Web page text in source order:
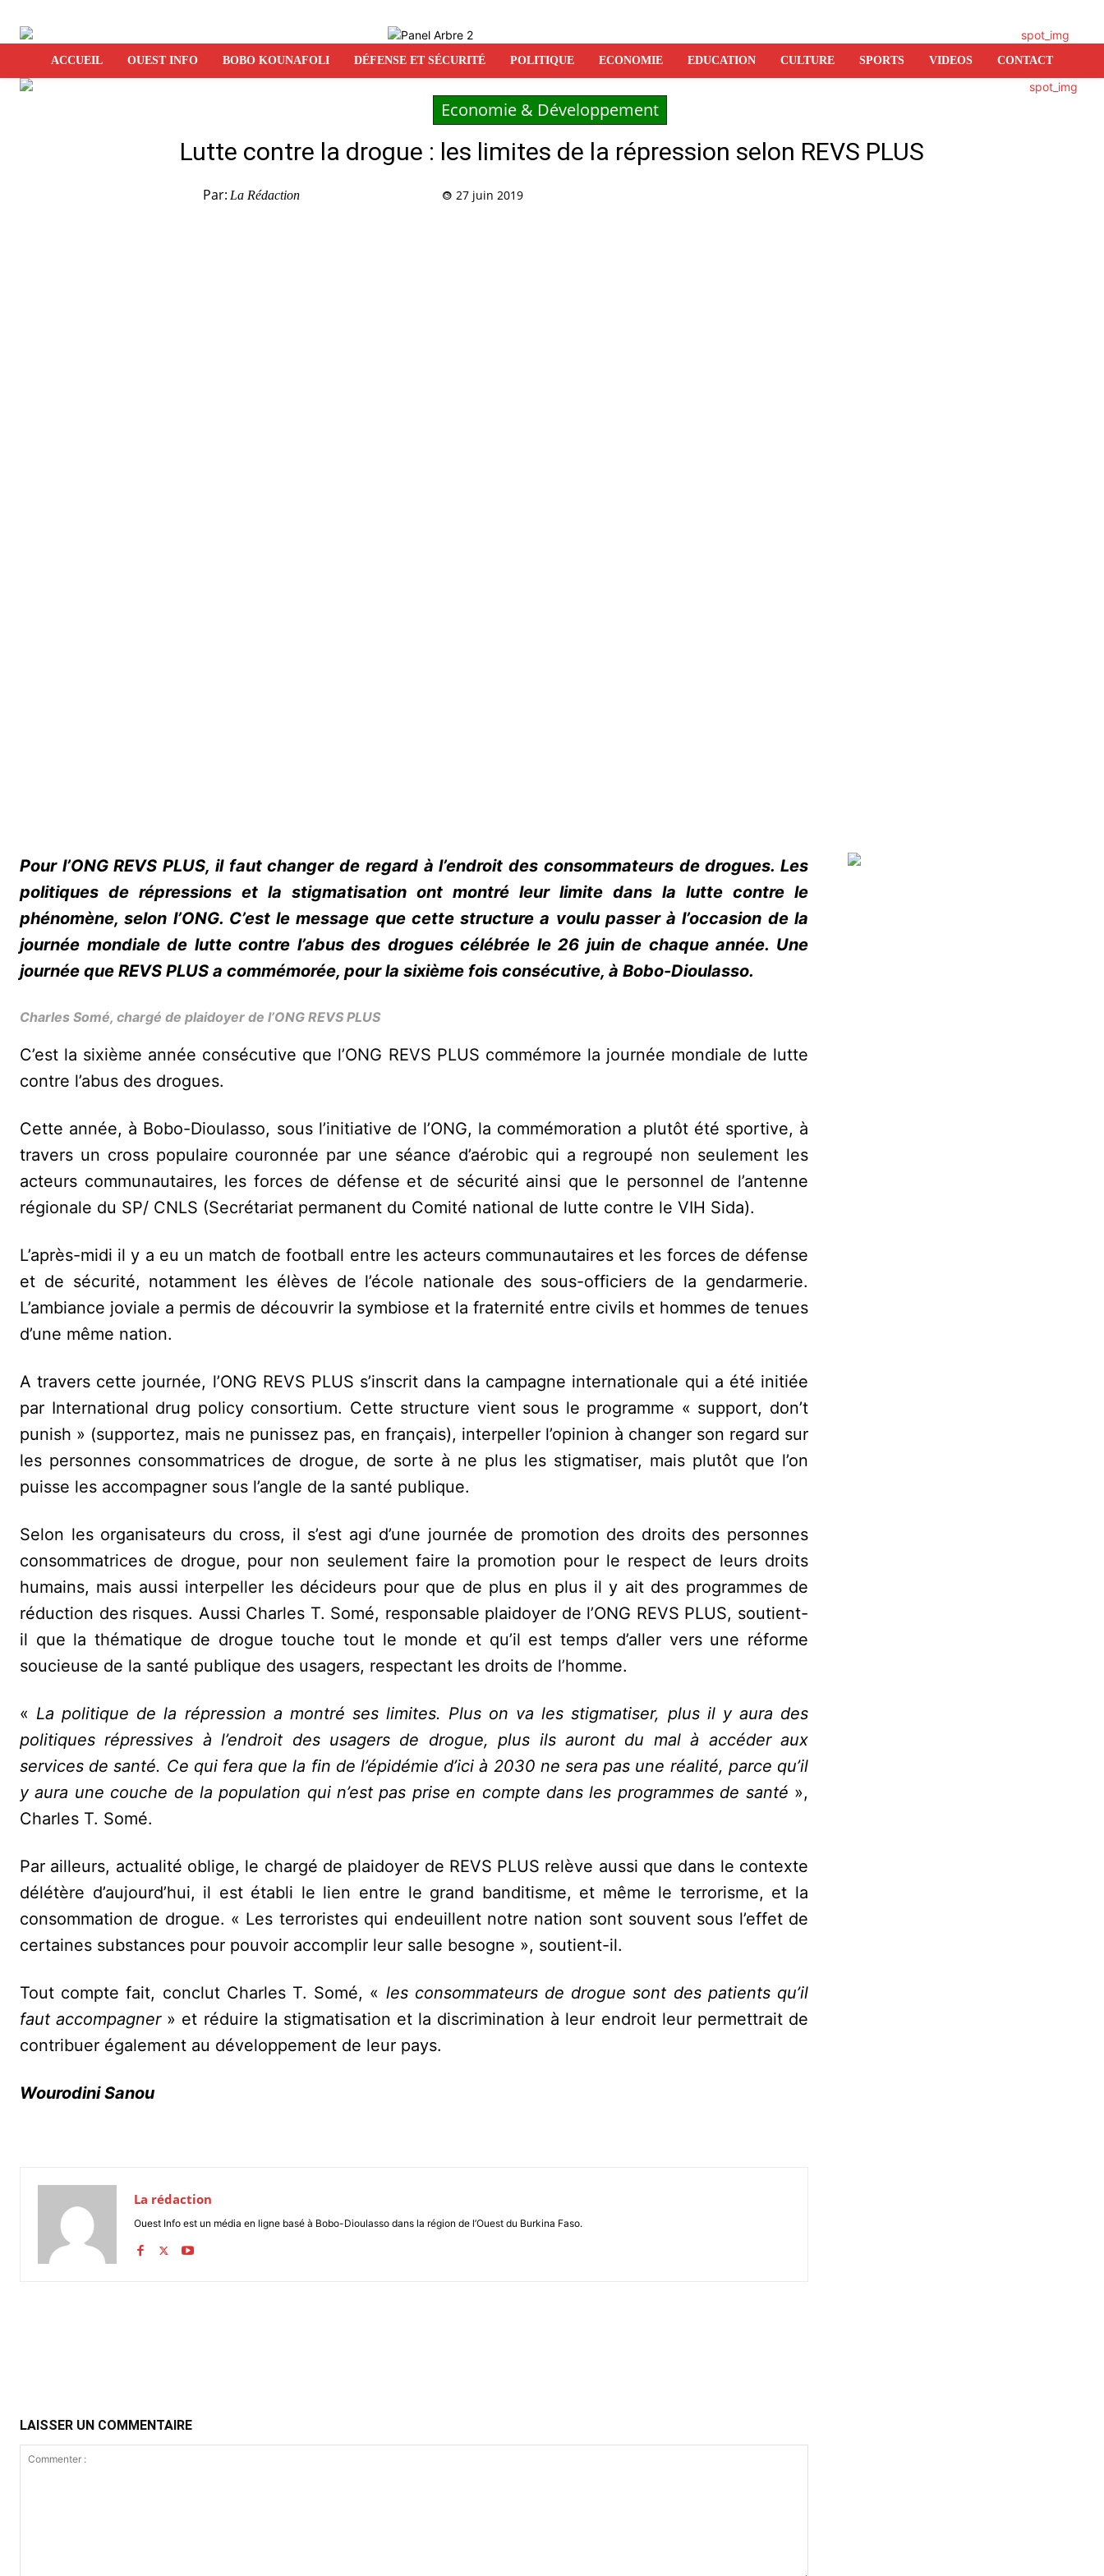
ACCUEIL OUEST INFO BOBO KOUNAFOLI DÉFENSE ET SÉCURITÉ POLITIQUE ECONOMIE EDUCATION CULTURE SPORTS VIDEOS CONTACT
Economie & Développement
Lutte contre la drogue : les limites de la répression selon REVS PLUS
Par: La Rédaction 27 juin 2019
Pour l’ONG REVS PLUS, il faut changer de regard à l’endroit des consommateurs de drogues. Les
politiques de répressions et la stigmatisation ont montré leur limite dans la lutte contre le
phénomène, selon l’ONG. C’est le message que cette structure a voulu passer à l’occasion de la
journée mondiale de lutte contre l’abus des drogues célébrée le 26 juin de chaque année. Une
journée que REVS PLUS a commémorée, pour la sixième fois consécutive, à Bobo-Dioulasso.
Charles Somé, chargé de plaidoyer de l’ONG REVS PLUS
C’est la sixième année consécutive que l’ONG REVS PLUS commémore la journée mondiale de lutte
contre l’abus des drogues.
Cette année, à Bobo-Dioulasso, sous l’initiative de l’ONG, la commémoration a plutôt été sportive, à
travers un cross populaire couronnée par une séance d’aérobic qui a regroupé non seulement les
acteurs communautaires, les forces de défense et de sécurité ainsi que le personnel de l’antenne
régionale du SP/ CNLS (Secrétariat permanent du Comité national de lutte contre le VIH Sida).
L’après-midi il y a eu un match de football entre les acteurs communautaires et les forces de défense
et de sécurité, notamment les élèves de l’école nationale des sous-officiers de la gendarmerie.
L’ambiance joviale a permis de découvrir la symbiose et la fraternité entre civils et hommes de tenues
d’une même nation.
A travers cette journée, l’ONG REVS PLUS s’inscrit dans la campagne internationale qui a été initiée
par International drug policy consortium. Cette structure vient sous le programme « support, don’t
punish » (supportez, mais ne punissez pas, en français), interpeller l’opinion à changer son regard sur
les personnes consommatrices de drogue, de sorte à ne plus les stigmatiser, mais plutôt que l’on
puisse les accompagner sous l’angle de la santé publique.
Selon les organisateurs du cross, il s’est agi d’une journée de promotion des droits des personnes
consommatrices de drogue, pour non seulement faire la promotion pour le respect de leurs droits
humains, mais aussi interpeller les décideurs pour que de plus en plus il y ait des programmes de
réduction des risques. Aussi Charles T. Somé, responsable plaidoyer de l’ONG REVS PLUS, soutient-
il que la thématique de drogue touche tout le monde et qu’il est temps d’aller vers une réforme
soucieuse de la santé publique des usagers, respectant les droits de l’homme.
« La politique de la répression a montré ses limites. Plus on va les stigmatiser, plus il y aura des
politiques répressives à l’endroit des usagers de drogue, plus ils auront du mal à accéder aux
services de santé. Ce qui fera que la fin de l’épidémie d’ici à 2030 ne sera pas une réalité, parce qu’il
y aura une couche de la population qui n’est pas prise en compte dans les programmes de santé »,
Charles T. Somé.
Par ailleurs, actualité oblige, le chargé de plaidoyer de REVS PLUS relève aussi que dans le contexte
délétère d’aujourd’hui, il est établi le lien entre le grand banditisme, et même le terrorisme, et la
consommation de drogue. « Les terroristes qui endeuillent notre nation sont souvent sous l’effet de
certaines substances pour pouvoir accomplir leur salle besogne », soutient-il.
Tout compte fait, conclut Charles T. Somé, « les consommateurs de drogue sont des patients qu’il
faut accompagner» et réduire la stigmatisation et la discrimination à leur endroit leur permettrait de
contribuer également au développement de leur pays.
Wourodini Sanou
La rédaction
Ouest Info est un média en ligne basé à Bobo-Dioulasso dans la région de l’Ouest du Burkina Faso.
LAISSER UN COMMENTAIRE